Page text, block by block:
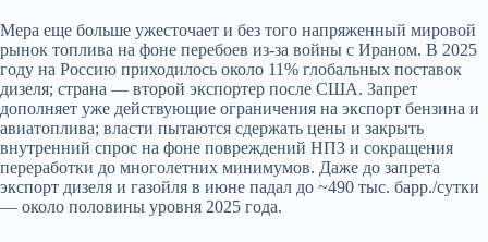
Мера еще больше ужесточает и без того напряженный мировой
рынок топлива на фоне перебоев из‑за войны с Ираном. В 2025
году на Россию приходилось около 11% глобальных поставок
дизеля; страна — второй экспортер после США. Запрет
дополняет уже действующие ограничения на экспорт бензина и
авиатоплива; власти пытаются сдержать цены и закрыть
внутренний спрос на фоне повреждений НПЗ и сокращения
переработки до многолетних минимумов. Даже до запрета
экспорт дизеля и газойля в июне падал до ~490 тыс. барр./сутки
— около половины уровня 2025 года.